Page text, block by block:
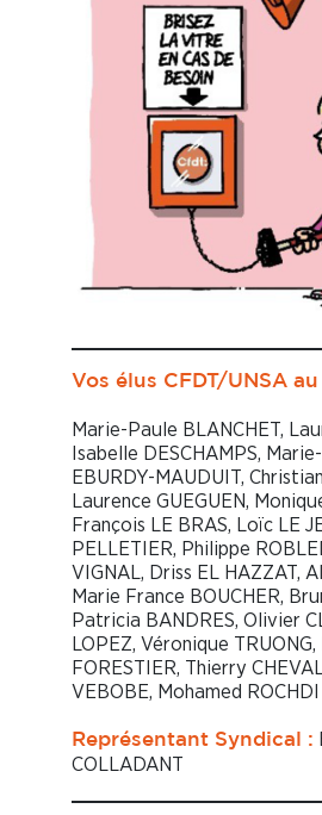
Vos élus CFDT/UNSA au
Marie-Paule BLANCHET,
Isabelle DESCHAMPS,
EBURDY-MAUDUIT,
Laurence GUEGUEN,
François LE BRAS, Loïc LE
PELLETIER, Philippe
VIGNAL, Driss EL HAZZAT,
Marie France BOUCHER,
Patricia BANDRES, Olivier
LOPEZ, Véronique
FORESTIER, Thierry
VEBOBE, Mohamed ROCHDI
Représentant Syndical :
COLLADANT